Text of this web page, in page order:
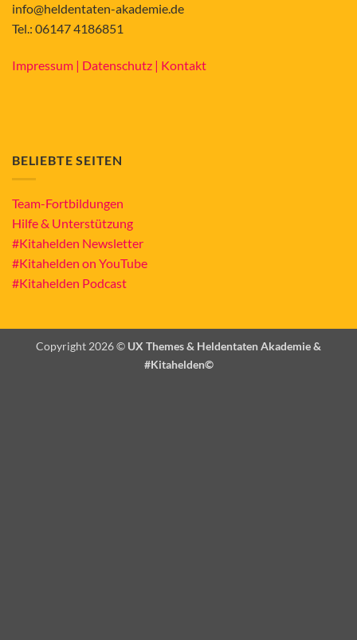
info@heldentaten-akademie.de
Tel.: 06147 4186851
Impressum | Datenschutz | Kontakt
BELIEBTE SEITEN
Team-Fortbildungen
Hilfe & Unterstützung
#Kitahelden Newsletter
#Kitahelden on YouTube
#Kitahelden Podcast
Copyright 2026 © UX Themes & Heldentaten Akademie &
#Kitahelden©